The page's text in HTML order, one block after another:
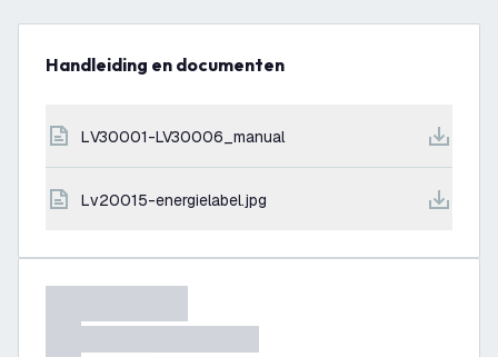
Handleiding en documenten
LV30001-LV30006_manual
lv20015-energielabel.jpg